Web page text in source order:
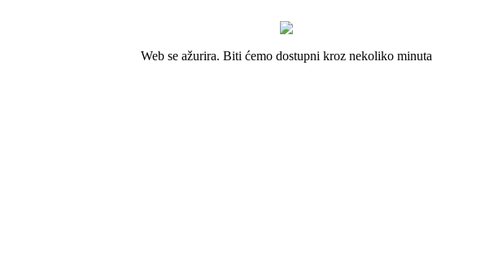
Web se ažurira. Biti ćemo dostupni kroz nekoliko minuta